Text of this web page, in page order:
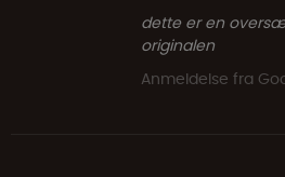
dette er en
originalen
Anmeldelse fra